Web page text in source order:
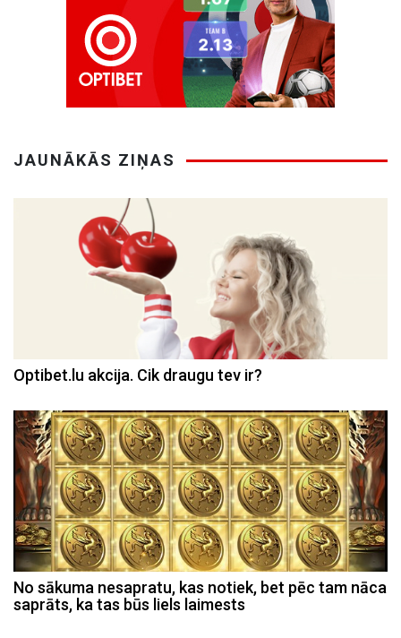
JAUNĀKĀS ZIŅAS
Optibet.lu akcija. Cik draugu tev ir?
No sākuma nesapratu, kas notiek, bet pēc tam nāca
saprāts, ka tas būs liels laimests